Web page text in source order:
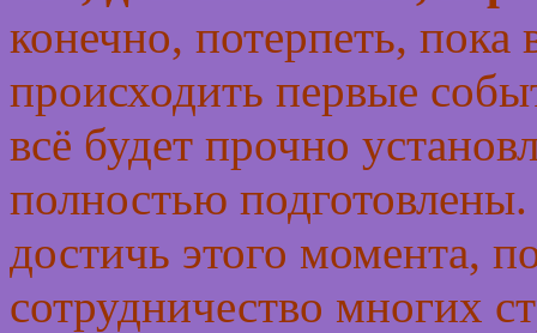
конечно, потерпеть,
происходить первые
всё будет прочно
полностью
достичь этого момента,
сотрудничество многих